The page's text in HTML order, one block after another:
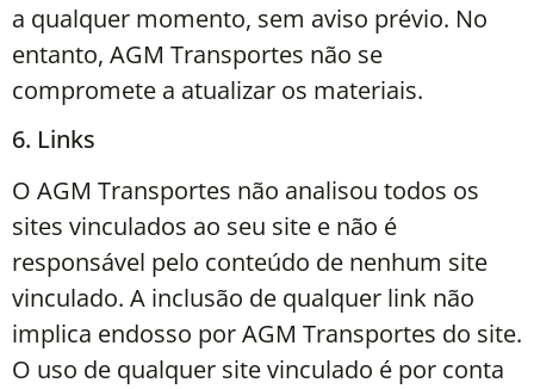
a qualquer momento, sem aviso prévio. No
entanto, AGM Transportes não se
compromete a atualizar os materiais.
6. Links
O AGM Transportes não analisou todos os
sites vinculados ao seu site e não é
responsável pelo conteúdo de nenhum site
vinculado. A inclusão de qualquer link não
implica endosso por AGM Transportes do site.
O uso de qualquer site vinculado é por conta